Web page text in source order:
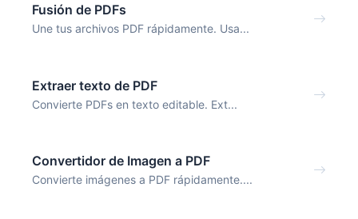
Fusión de PDFs
Une tus archivos PDF rápidamente. Usa...
Extraer texto de PDF
Convierte PDFs en texto editable. Ext...
Convertidor de Imagen a PDF
Convierte imágenes a PDF rápidamente....